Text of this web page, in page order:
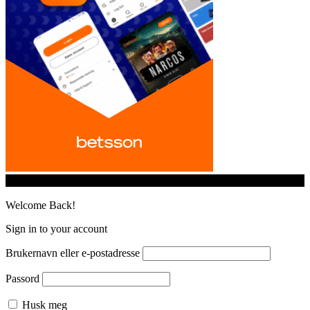
Welcome Back!
Sign in to your account
Brukernavn eller e-postadresse
Passord
Husk meg